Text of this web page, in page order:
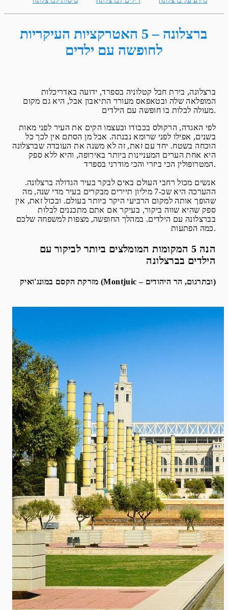
ברצלונה – 5 האטרקציות העיקריות
לחופשה עם ילדים
ברצלונה, בירת חבל קטלוניה בספרד, ידועה באדריכלות
המופלאה שלה ובטאפאס מעורר התיאבון אבל, היא גם מקום
מעולה לבלות בו חופשה עם הילדים.
לפי האגדה, הרקולס בכבודו ובעצמו הקים את העיר לפני מאות
בשנים, אפילו לפני שרומא נבנתה. אבל מן הסתם אין לכך כל
הוכחה בשטח. יחד עם זאת, זה לא משנה את העובדה שברצלונה
היא אחת הערים המעניינות ביותר באירופה, והיא ללא ספק
המטרופולין הכי ביזרי והכי מודרני בספרד.
אנשים מכול רחבי העולם באים לבקר בעיר הגדולה ברצלונה.
ההערכה היא שכ-7 מיליון תיירים מבקרים בעיר מדי שנה, מה
שהופך אותה למקום הרביעי היקר ביותר בעולם. ובכול זאת, אין
ספק שהיא שווה ביקור, בעיקר אם אתם מתכננים לבלות
בברצלונה עם הילדים. במהלך החופשה, מצפות למשפחה שלכם
כמה הפתעות.
הנה 5 המקומות המומלצים ביותר לביקור עם
הילדים בברצלונה
מזרקת הקסם במונג'ואיק (Montjuic – ובתרגום, הר היהודים)